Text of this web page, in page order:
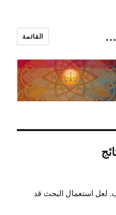
… القائمة
لعل استعمال البحث قد